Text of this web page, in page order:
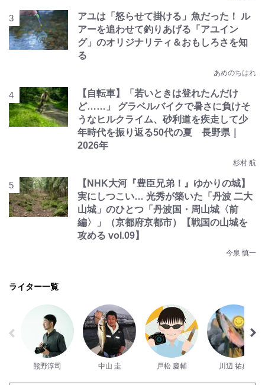
アユは「怒らせて掛ける」魚だった！ ル
アーを追わせて釣りあげる「アユイン
グ」のオリジナリティ＆おもしろさを知
る
あめのちはれ
【自転車】「若いときは登れたんだけ
ど……」 グラベルバイクで暑さに負けそ
うなヒルクライム、砂利道を疾走して少
年時代を振り返る50代の夏 長野県｜
2026年
杉村 航
【NHK大河『豊臣兄弟！』ゆかりの城】
実にしつこい… 光秀が築いた「丹波 二大
山城」のひとつ「丹波国・周山城〈前
編〉」（京都府京都市）【戦国の山城を
攻める vol.09】
今泉 慎一
ライター一覧
熊野淳司 中山 圭 戸松 慶輔 川辺 祐典